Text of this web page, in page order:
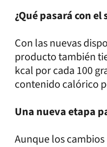
¿Qué pasará con
Con las nuevas
producto también
kcal por cada 100
contenido calórico
Una nueva etapa
Aunque los